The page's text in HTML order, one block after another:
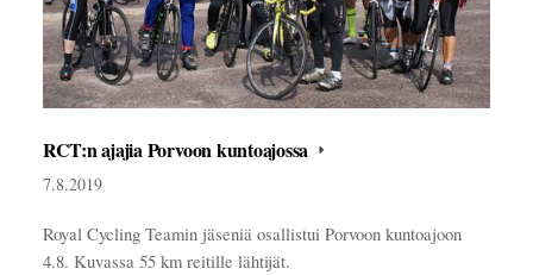
RCT:n ajajia Porvoon kuntoajossa
7.8.2019
Royal Cycling Teamin jäseniä osallistui Porvoon kuntoajoon
4.8. Kuvassa 55 km reitille lähtijät.